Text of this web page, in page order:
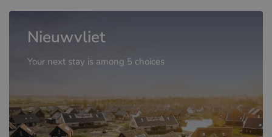
Nieuwvliet
Your next stay is among 5 choices